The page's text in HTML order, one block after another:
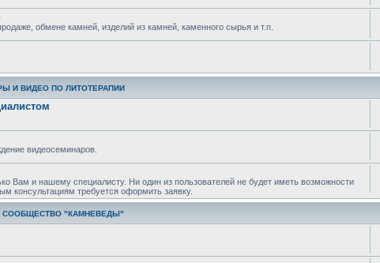
обмене камней, изделий из камней, каменного сырья и т.п.
И ВИДЕО ПО ЛИТОТЕРАПИИ
видеосеминаров.
Вам и нашему специалисту. Ни один из пользователей не будет иметь возможности
консультациям требуется оформить заявку.
СООБЩЕСТВО "КАМНЕВЕДЫ"